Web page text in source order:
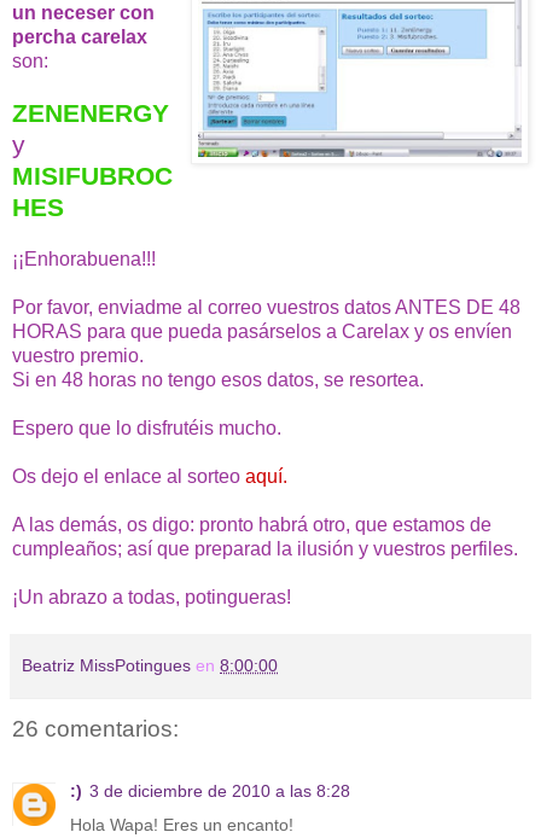
un neceser con
percha carelax
son:
ZENENERGY
y
MISIFUBROC
HES
¡¡Enhorabuena!!!
Por favor, enviadme al correo vuestros datos ANTES DE 48
HORAS para que pueda pasárselos a Carelax y os envíen
vuestro premio.
Si en 48 horas no tengo esos datos, se resortea.
Espero que lo disfrutéis mucho.
Os dejo el enlace al sorteo aquí.
A las demás, os digo: pronto habrá otro, que estamos de
cumpleaños; así que preparad la ilusión y vuestros perfiles.
¡Un abrazo a todas, potingueras!
Beatriz MissPotingues en 8:00:00
26 comentarios:
:) 3 de diciembre de 2010 a las 8:28
Hola Wapa! Eres un encanto!